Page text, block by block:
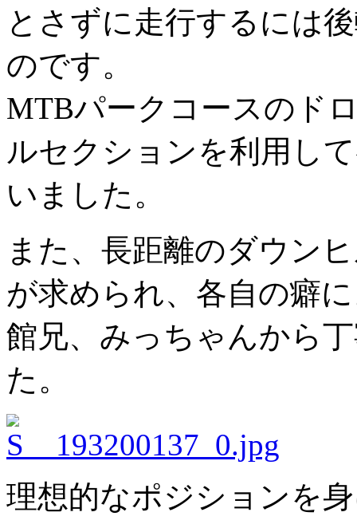
とさずに走行するには
のです。
MTBパークコースのド
ルセクションを利用し
いました。
また、長距離のダウン
が求められ、各自の癖
館兄、みっちゃんから
た。
理想的なポジションを